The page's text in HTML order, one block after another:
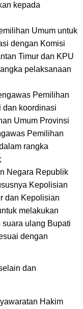
kepada
Umum untuk
dengan Komisi
Timur dan KPU
pelaksanaan
Pemilihan
dan koordinasi
Umum Provinsi
Pemilihan
rangka
Negara Republik
Kepolisian
dan Kepolisian
melakukan
ulang Bupati
dengan
dan
Hakim